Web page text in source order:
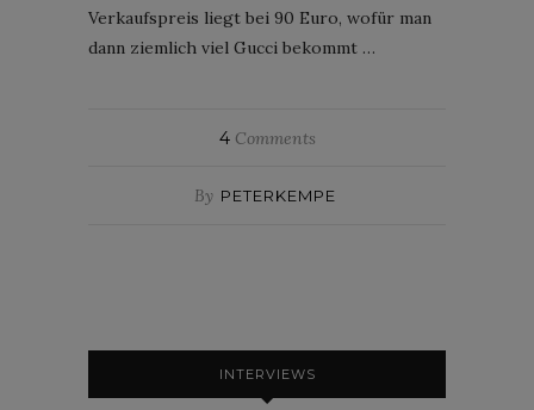
Verkaufspreis liegt bei 90 Euro, wofür man
dann ziemlich viel Gucci bekommt …
4Comments
By PETERKEMPE
INTERVIEWS